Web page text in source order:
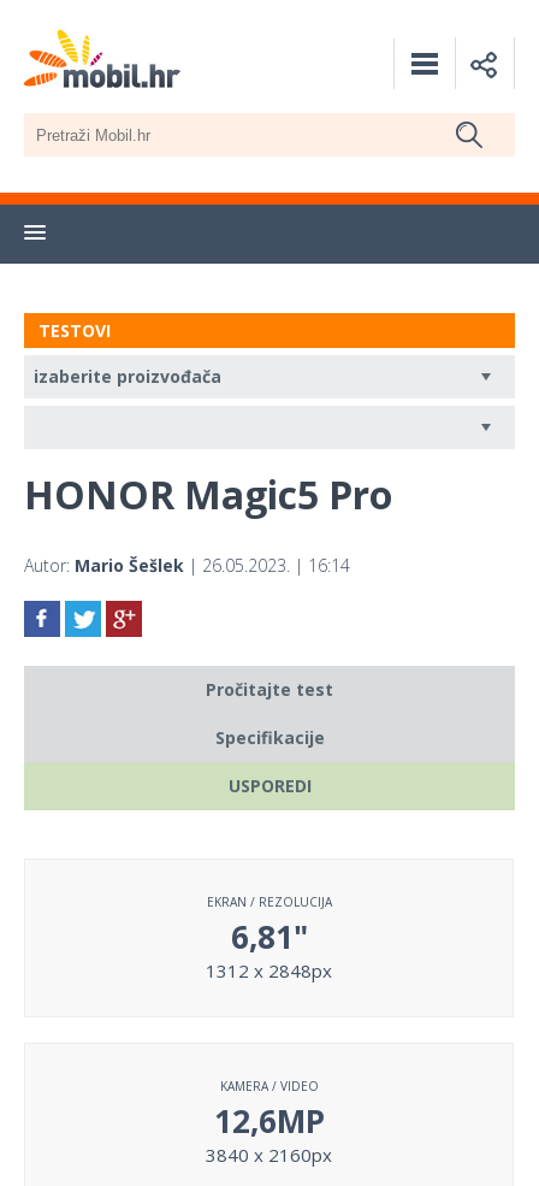
TESTOVI
HONOR Magic5 Pro
Autor: Mario Šešlek | 26.05.2023. | 16:14
Pročitajte test
Specifikacije
USPOREDI
EKRAN / REZOLUCIJA
6,81"
1312 x 2848px
KAMERA / VIDEO
12,6MP
3840 x 2160px